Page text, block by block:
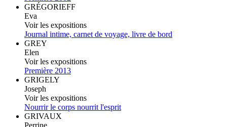
GRÉGORIEFF
Eva
Voir les expositions
Journal intime, carnet de voyage, livre de bord
GREY
Elen
Voir les expositions
Première 2013
GRIGELY
Joseph
Voir les expositions
Nourrir le corps nourrit l'esprit
GRIVAUX
Perrine